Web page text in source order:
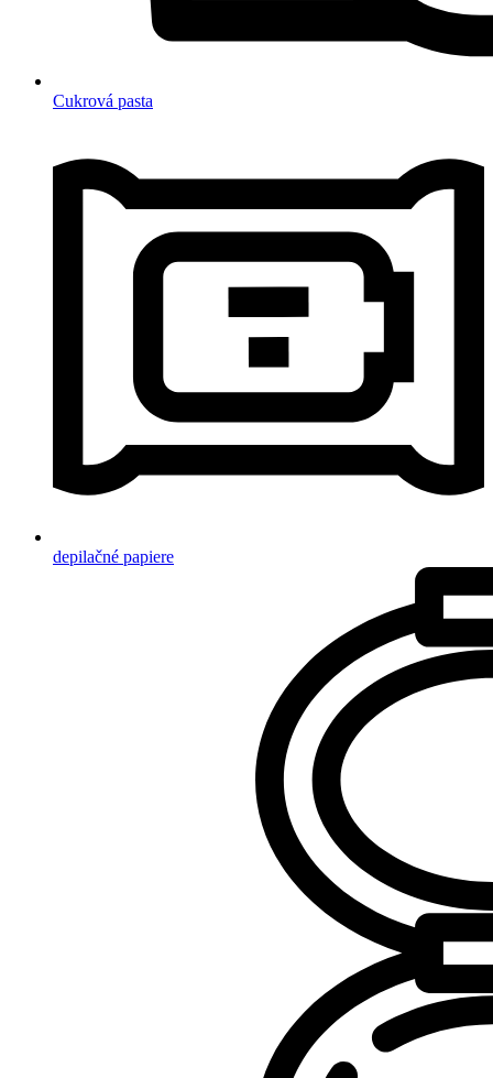
Cukrová pasta
depilačné papiere